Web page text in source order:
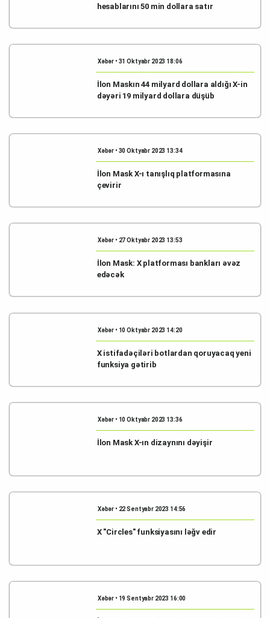
hesablarını 50 min dollara satır
Xəbər • 31 Oktyabr 2023 18:06
İlon Maskın 44 milyard dollara aldığı X-in
dəyəri 19 milyard dollara düşüb
Xəbər • 30 Oktyabr 2023 13:34
İlon Mask X-ı tanışlıq platformasına
çevirir
Xəbər • 27 Oktyabr 2023 13:53
İlon Mask: X platforması bankları əvəz
edəcək
Xəbər • 10 Oktyabr 2023 14:20
X istifadəçiləri botlardan qoruyacaq yeni
funksiya gətirib
Xəbər • 10 Oktyabr 2023 13:36
İlon Mask X-ın dizaynını dəyişir
Xəbər • 22 Sentyabr 2023 14:56
X "Circles" funksiyasını ləğv edir
Xəbər • 19 Sentyabr 2023 16:00